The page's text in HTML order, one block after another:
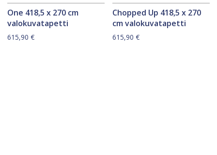
One 418,5 x 270 cm
valokuvatapetti
615,90 €
Chopped Up 418,5 x 270
cm valokuvatapetti
615,90€